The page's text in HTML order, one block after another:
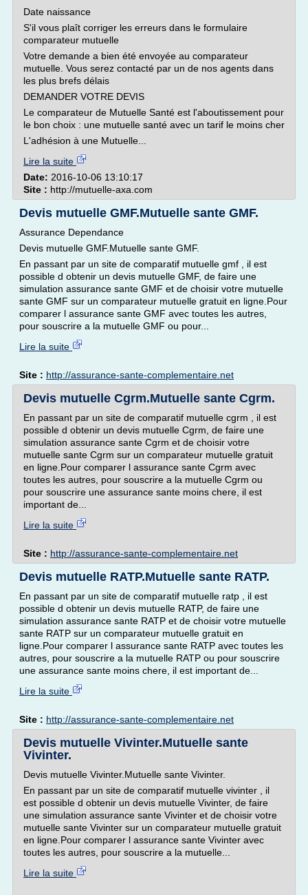
Date naissance
S'il vous plaît corriger les erreurs dans le formulaire
comparateur mutuelle
Votre demande a bien été envoyée au comparateur
mutuelle. Vous serez contacté par un de nos agents dans
les plus brefs délais
DEMANDER VOTRE DEVIS
Le comparateur de Mutuelle Santé est l'aboutissement pour
le bon choix : une mutuelle santé avec un tarif le moins cher
L'adhésion à une Mutuelle...
Lire la suite
Date: 2016-10-06 13:10:17
Site : http://mutuelle-axa.com
Devis mutuelle GMF.Mutuelle sante GMF.
Assurance Dependance
Devis mutuelle GMF.Mutuelle sante GMF.
En passant par un site de comparatif mutuelle gmf , il est
possible d obtenir un devis mutuelle GMF, de faire une
simulation assurance sante GMF et de choisir votre mutuelle
sante GMF sur un comparateur mutuelle gratuit en ligne.Pour
comparer l assurance sante GMF avec toutes les autres,
pour souscrire a la mutuelle GMF ou pour...
Lire la suite
Site : http://assurance-sante-complementaire.net
Devis mutuelle Cgrm.Mutuelle sante Cgrm.
En passant par un site de comparatif mutuelle cgrm , il est
possible d obtenir un devis mutuelle Cgrm, de faire une
simulation assurance sante Cgrm et de choisir votre
mutuelle sante Cgrm sur un comparateur mutuelle gratuit
en ligne.Pour comparer l assurance sante Cgrm avec
toutes les autres, pour souscrire a la mutuelle Cgrm ou
pour souscrire une assurance sante moins chere, il est
important de...
Lire la suite
Site : http://assurance-sante-complementaire.net
Devis mutuelle RATP.Mutuelle sante RATP.
En passant par un site de comparatif mutuelle ratp , il est
possible d obtenir un devis mutuelle RATP, de faire une
simulation assurance sante RATP et de choisir votre mutuelle
sante RATP sur un comparateur mutuelle gratuit en
ligne.Pour comparer l assurance sante RATP avec toutes les
autres, pour souscrire a la mutuelle RATP ou pour souscrire
une assurance sante moins chere, il est important de...
Lire la suite
Site : http://assurance-sante-complementaire.net
Devis mutuelle Vivinter.Mutuelle sante
Vivinter.
Devis mutuelle Vivinter.Mutuelle sante Vivinter.
En passant par un site de comparatif mutuelle vivinter , il
est possible d obtenir un devis mutuelle Vivinter, de faire
une simulation assurance sante Vivinter et de choisir votre
mutuelle sante Vivinter sur un comparateur mutuelle gratuit
en ligne.Pour comparer l assurance sante Vivinter avec
toutes les autres, pour souscrire a la mutuelle...
Lire la suite